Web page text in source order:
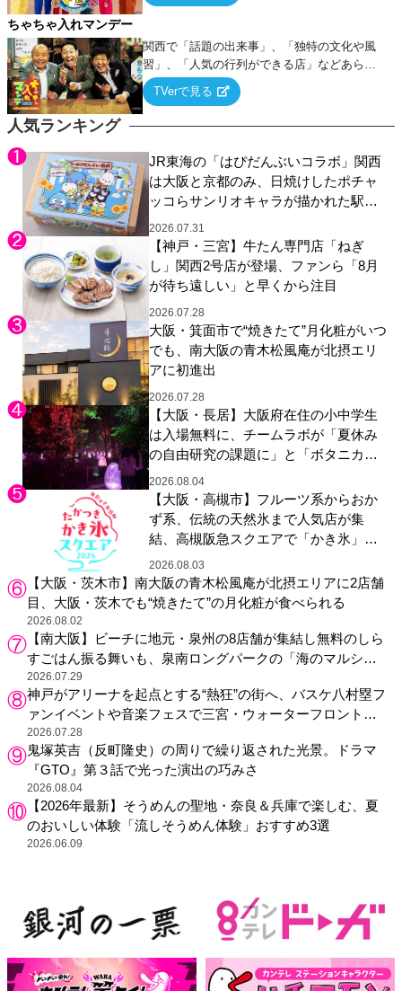
人気ランキング
JR東海の「はぴだんぶいコラボ」関西
は大阪と京都のみ、日焼けしたポチャ
ッコらサンリオキャラが描かれた駅弁
やグッズが登場
2026.07.31
【神戸・三宮】牛たん専門店「ねぎ
し」関西2号店が登場、ファンら「8月
が待ち遠しい」と早くから注目
2026.07.28
大阪・箕面市で“焼きたて”月化粧がいつ
でも、南大阪の青木松風庵が北摂エリ
アに初進出
2026.07.28
【大阪・長居】大阪府在住の小中学生
は入場無料に、チームラボが「夏休み
の自由研究の課題に」と「ボタニカル
ガーデン 大阪」へ招待
2026.08.04
【大阪・高槻市】フルーツ系からおか
ず系、伝統の天然氷まで人気店が集
結、高槻阪急スクエアで「かき氷」祭
り
2026.08.03
【大阪・茨木市】南大阪の青木松風庵が北摂エリアに2店舗
目、大阪・茨木でも“焼きたて”の月化粧が食べられる
2026.08.02
【南大阪】ビーチに地元・泉州の8店舗が集結し無料のしら
すごはん振る舞いも、泉南ロングパークの「海のマルシ
ェ」がリニューアル！
2026.07.29
神戸がアリーナを起点とする“熱狂”の街へ、バスケ八村塁フ
ァンイベントや音楽フェスで三宮・ウォーターフロントを
活性化
2026.07.28
鬼塚英吉（反町隆史）の周りで繰り返された光景。ドラマ
『GTO』第３話で光った演出の巧みさ
2026.08.04
【2026年最新】そうめんの聖地・奈良＆兵庫で楽しむ、夏
のおいしい体験「流しそうめん体験」おすすめ3選
2026.06.09
ちゃちゃ入れマンデー
関西で「話題の出来事」、「独特の文化や風
習」、「人気の行列ができる店」などあらゆ
るテーマについて好き放題にちゃちゃを入れ
ていく関西色を前面に押し出したトークバラ
TVerで見る